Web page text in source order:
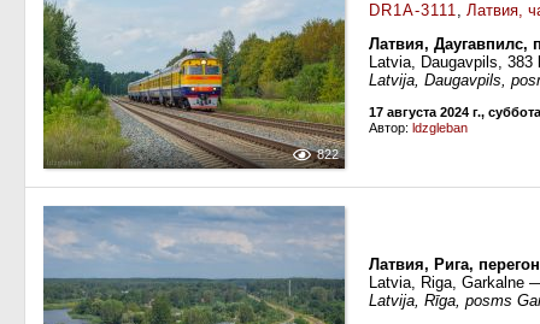
822
DR1A-3111, Латвия,
Латвия, Даугавпилс,
Latvia, Daugavpils,
Latvija, Daugavpils,
17 августа 2024 г., суббота
Автор: ldzgleban
Латвия, Рига,
Latvia, Riga, Garkalne
Latvija, Rīga, posms